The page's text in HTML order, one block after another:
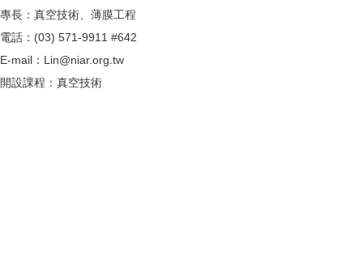
專長：真空技術、薄膜工程
電話：(03) 571-9911 #642
E-mail： Lin@niar.org.tw
開設課程：真空技術